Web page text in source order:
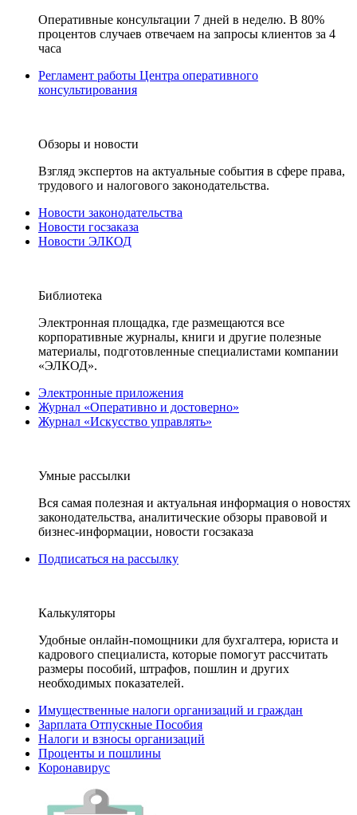
Оперативные консультации 7 дней в неделю. В 80%
процентов случаев отвечаем на запросы клиентов за 4
часа
Регламент работы Центра оперативного
консультирования
Обзоры и новости
Взгляд экспертов на актуальные события в сфере права,
трудового и налогового законодательства.
Новости законодательства
Новости госзаказа
Новости ЭЛКОД
Библиотека
Электронная площадка, где размещаются все
корпоративные журналы, книги и другие полезные
материалы, подготовленные специалистами компании
«ЭЛКОД».
Электронные приложения
Журнал «Оперативно и достоверно»
Журнал «Искусство управлять»
Умные рассылки
Вся самая полезная и актуальная информация о новостях
законодательства, аналитические обзоры правовой и
бизнес-информации, новости госзаказа
Подписаться на рассылку
Калькуляторы
Удобные онлайн-помощники для бухгалтера, юриста и
кадрового специалиста, которые помогут рассчитать
размеры пособий, штрафов, пошлин и других
необходимых показателей.
Имущественные налоги организаций и граждан
Зарплата Отпускные Пособия
Налоги и взносы организаций
Проценты и пошлины
Коронавирус